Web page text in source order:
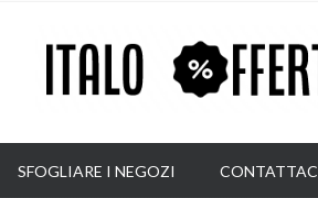
SFOGLIARE I NEGOZI